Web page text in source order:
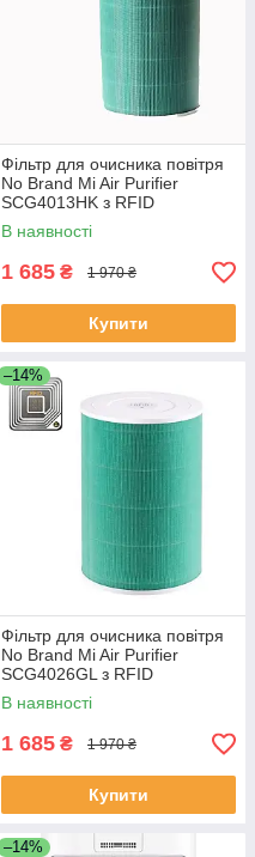
Фільтр для очисника повітря
No Brand Mi Air Purifier
SCG4013HK з RFID
В наявності
1 685 ₴ 1 970 ₴
Купити
–14%
Фільтр для очисника повітря
No Brand Mi Air Purifier
SCG4026GL з RFID
В наявності
1 685 ₴ 1 970 ₴
Купити
–14%